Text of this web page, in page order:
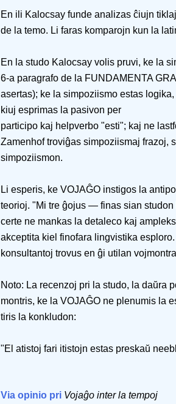
En ili Kalocsay funde analizas ĉiujn
de la temo. Li faras komparojn kun la
En la studo Kalocsay volis pruvi, ke la
6-a paragrafo de la FUNDAMENTA
asertas); ke la simpoziismo estas
kiuj esprimas la pasivon per
participo kaj helpverbo "esti"; kaj ne
Zamenhof troviĝas simpoziismaj frazoj,
simpoziismon.
Li esperis, ke VOJAĜO instigos la
teorioj. "Mi tre ĝojus — finas sian
certe ne mankas la detaleco kaj
akceptita kiel finofara lingvistika
konsultantoj trovus en ĝi utilan
Noto: La recenzoj pri la studo, la daŭra
montris, ke la VOJAĜO ne plenumis la
tiris la konkludon:
"El atistoj fari itistojn estas preskaŭ
Via opinio pri Vojaĝo inter la tempoj